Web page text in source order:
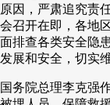
原因，严肃追究责
会召开在即，各地
面排查各类安全隐
发展和安全，切实
国务院总理李克强